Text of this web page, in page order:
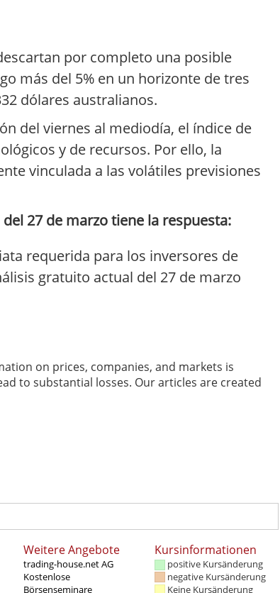
por completo una posible
más del 5% en un horizonte de tres
dólares australianos.
del viernes al mediodía, el índice de
y de recursos. Por ello, la
vinculada a las volátiles previsiones
27 de marzo tiene la respuesta:
requerida para los inversores de
gratuito actual del 27 de marzo
on prices, companies, and markets is
to substantial losses. Our articles are created
Weitere Angebote
trading-house.net AG
Kostenlose
Börsenseminare
Kursinformationen
positive Kursänderung
negative Kursänderung
Keine Kursänderung